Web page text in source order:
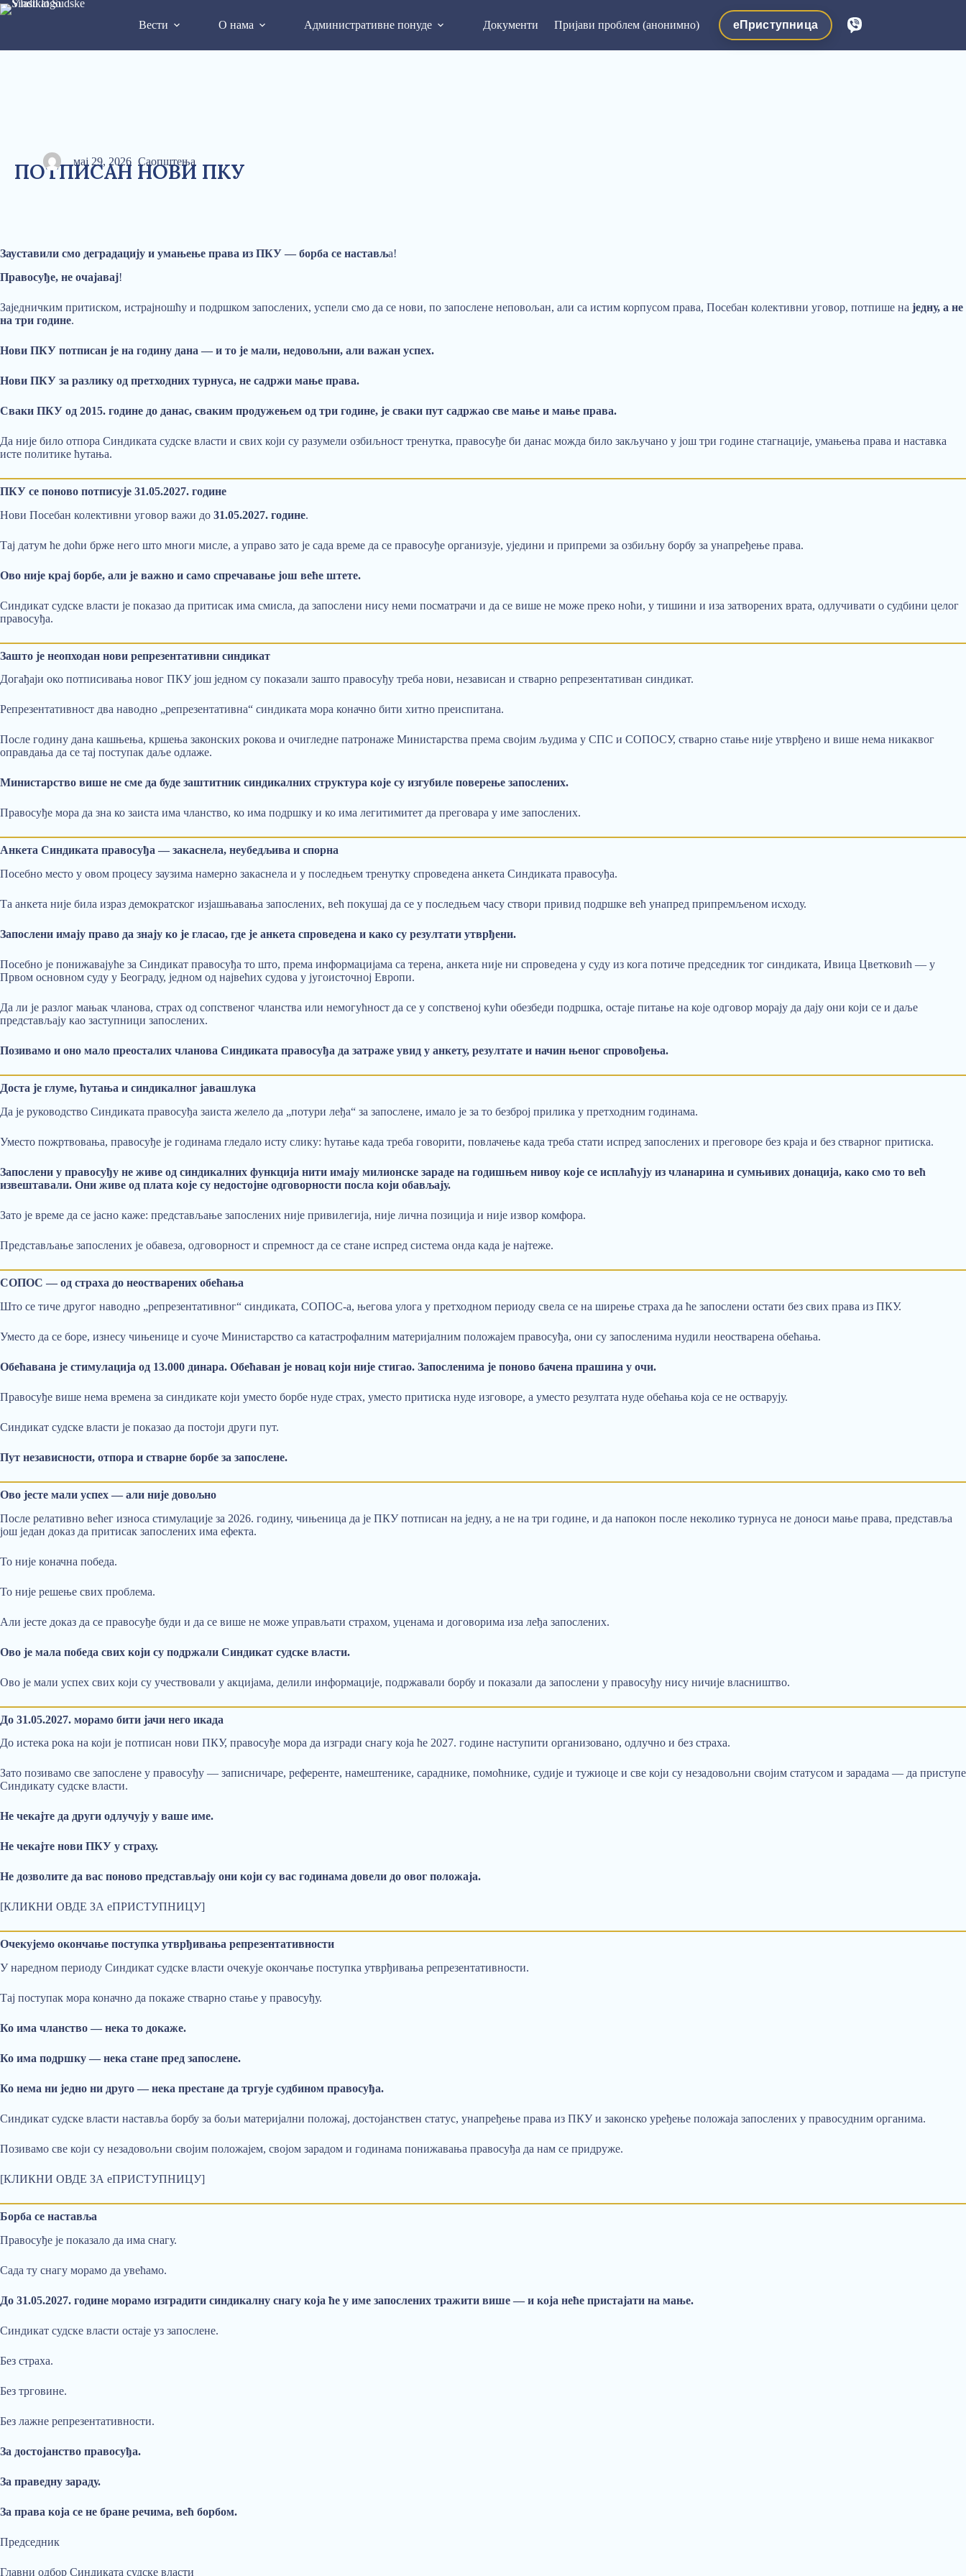
Вести О нама Административне понуде Документи Пријави проблем (анонимно) еПриступница
ПОТПИСАН НОВИ ПКУ
мај 29, 2026 Саопштења
Зауставили смо деградацију и умањење права из ПКУ — борба се наставља!
Правосуђе, не очајавај!
Заједничким притиском, истрајношћу и подршком запослених, успели смо да се нови, по запослене неповољан, али са истим корпусом права, Посебан колективни уговор, потпише на једну, а не
на три године.
Нови ПКУ потписан је на годину дана — и то је мали, недовољни, али важан успех.
Нови ПКУ за разлику од претходних турнуса, не садржи мање права.
Сваки ПКУ од 2015. године до данас, сваким продужењем од три године, је сваки пут садржао све мање и мање права.
Да није било отпора Синдиката судске власти и свих који су разумели озбиљност тренутка, правосуђе би данас можда било закључано у још три године стагнације, умањења права и наставка
исте политике ћутања.
ПКУ се поново потписује 31.05.2027. године
Нови Посебан колективни уговор важи до 31.05.2027. године.
Тај датум ће доћи брже него што многи мисле, а управо зато је сада време да се правосуђе организује, уједини и припреми за озбиљну борбу за унапређење права.
Ово није крај борбе, али је важно и само спречавање још веће штете.
Синдикат судске власти је показао да притисак има смисла, да запослени нису неми посматрачи и да се више не може преко ноћи, у тишини и иза затворених врата, одлучивати о судбини целог
правосуђа.
Зашто је неопходан нови репрезентативни синдикат
Догађаји око потписивања новог ПКУ још једном су показали зашто правосуђу треба нови, независан и стварно репрезентативан синдикат.
Репрезентативност два наводно „репрезентативна“ синдиката мора коначно бити хитно преиспитана.
После годину дана кашњења, кршења законских рокова и очигледне патронаже Министарства према својим људима у СПС и СОПОСУ, стварно стање није утврђено и више нема никаквог
оправдања да се тај поступак даље одлаже.
Министарство више не сме да буде заштитник синдикалних структура које су изгубиле поверење запослених.
Правосуђе мора да зна ко заиста има чланство, ко има подршку и ко има легитимитет да преговара у име запослених.
Анкета Синдиката правосуђа — закаснела, неубедљива и спорна
Посебно место у овом процесу заузима намерно закаснела и у последњем тренутку спроведена анкета Синдиката правосуђа.
Та анкета није била израз демократског изјашњавања запослених, већ покушај да се у последњем часу створи привид подршке већ унапред припремљеном исходу.
Запослени имају право да знају ко је гласао, где је анкета спроведена и како су резултати утврђени.
Посебно је понижавајуће за Синдикат правосуђа то што, према информацијама са терена, анкета није ни спроведена у суду из кога потиче председник тог синдиката, Ивица Цветковић — у
Првом основном суду у Београду, једном од највећих судова у југоисточној Европи.
Да ли је разлог мањак чланова, страх од сопственог чланства или немогућност да се у сопственој кући обезбеди подршка, остаје питање на које одговор морају да дају они који се и даље
представљају као заступници запослених.
Позивамо и оно мало преосталих чланова Синдиката правосуђа да затраже увид у анкету, резултате и начин њеног спровођења.
Доста је глуме, ћутања и синдикалног јавашлука
Да је руководство Синдиката правосуђа заиста желело да „потури леђа“ за запослене, имало је за то безброј прилика у претходним годинама.
Уместо пожртвовања, правосуђе је годинама гледало исту слику: ћутање када треба говорити, повлачење када треба стати испред запослених и преговоре без краја и без стварног притиска.
Запослени у правосуђу не живе од синдикалних функција нити имају милионске зараде на годишњем нивоу које се исплаћују из чланарина и сумњивих донација, како смо то већ
извештавали. Они живе од плата које су недостојне одговорности посла који обављају.
Зато је време да се јасно каже: представљање запослених није привилегија, није лична позиција и није извор комфора.
Представљање запослених је обавеза, одговорност и спремност да се стане испред система онда када је најтеже.
СОПОС — од страха до неостварених обећања
Што се тиче другог наводно „репрезентативног“ синдиката, СОПОС-а, његова улога у претходном периоду свела се на ширење страха да ће запослени остати без свих права из ПКУ.
Уместо да се боре, изнесу чињенице и суоче Министарство са катастрофалним материјалним положајем правосуђа, они су запосленима нудили неостварена обећања.
Обећавана је стимулација од 13.000 динара. Обећаван је новац који није стигао. Запосленима је поново бачена прашина у очи.
Правосуђе више нема времена за синдикате који уместо борбе нуде страх, уместо притиска нуде изговоре, а уместо резултата нуде обећања која се не остварују.
Синдикат судске власти је показао да постоји други пут.
Пут независности, отпора и стварне борбе за запослене.
Ово јесте мали успех — али није довољно
После релативно већег износа стимулације за 2026. годину, чињеница да је ПКУ потписан на једну, а не на три године, и да напокон после неколико турнуса не доноси мање права, представља
још један доказ да притисак запослених има ефекта.
То није коначна победа.
То није решење свих проблема.
Али јесте доказ да се правосуђе буди и да се више не може управљати страхом, уценама и договорима иза леђа запослених.
Ово је мала победа свих који су подржали Синдикат судске власти.
Ово је мали успех свих који су учествовали у акцијама, делили информације, подржавали борбу и показали да запослени у правосуђу нису ничије власништво.
До 31.05.2027. морамо бити јачи него икада
До истека рока на који је потписан нови ПКУ, правосуђе мора да изгради снагу која ће 2027. године наступити организовано, одлучно и без страха.
Зато позивамо све запослене у правосуђу — записничаре, референте, намештенике, сараднике, помоћнике, судије и тужиоце и све који су незадовољни својим статусом и зарадама — да приступе
Синдикату судске власти.
Не чекајте да други одлучују у ваше име.
Не чекајте нови ПКУ у страху.
Не дозволите да вас поново представљају они који су вас годинама довели до овог положаја.
[КЛИКНИ ОВДЕ ЗА еПРИСТУПНИЦУ]
Очекујемо окончање поступка утврђивања репрезентативности
У наредном периоду Синдикат судске власти очекује окончање поступка утврђивања репрезентативности.
Тај поступак мора коначно да покаже стварно стање у правосуђу.
Ко има чланство — нека то докаже.
Ко има подршку — нека стане пред запослене.
Ко нема ни једно ни друго — нека престане да тргује судбином правосуђа.
Синдикат судске власти наставља борбу за бољи материјални положај, достојанствен статус, унапређење права из ПКУ и законско уређење положаја запослених у правосудним органима.
Позивамо све који су незадовољни својим положајем, својом зарадом и годинама понижавања правосуђа да нам се придруже.
[КЛИКНИ ОВДЕ ЗА еПРИСТУПНИЦУ]
Борба се наставља
Правосуђе је показало да има снагу.
Сада ту снагу морамо да увећамо.
До 31.05.2027. године морамо изградити синдикалну снагу која ће у име запослених тражити више — и која неће пристајати на мање.
Синдикат судске власти остаје уз запослене.
Без страха.
Без трговине.
Без лажне репрезентативности.
За достојанство правосуђа.
За праведну зараду.
За права која се не бране речима, већ борбом.
Председник
Главни одбор Синдиката судске власти